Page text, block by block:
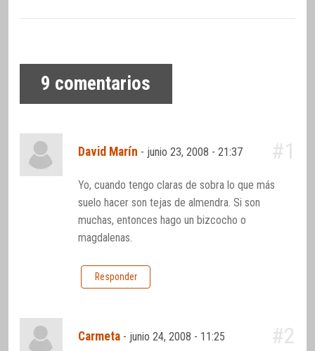
9 comentarios
David Marín - junio 23, 2008 - 21:37 #1
Yo, cuando tengo claras de sobra lo que más
suelo hacer son tejas de almendra. Si son
muchas, entonces hago un bizcocho o
magdalenas.
Responder
Carmeta - junio 24, 2008 - 11:25 #2